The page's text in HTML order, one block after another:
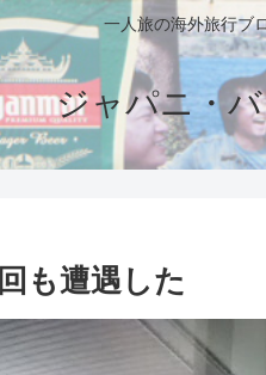
一人旅の海外旅行ブ
ジャパニ・
も遭遇した